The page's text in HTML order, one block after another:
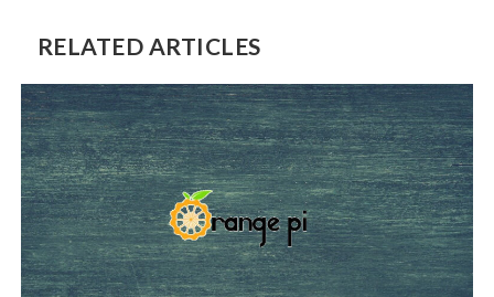
RELATED ARTICLES